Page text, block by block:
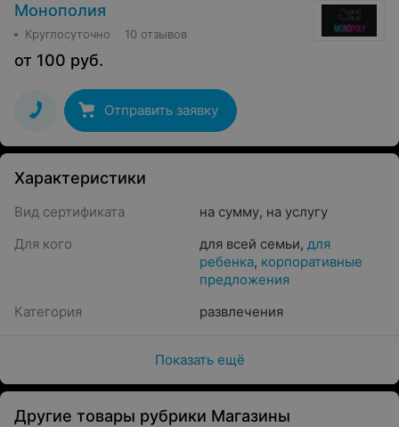
Монополия
Круглосуточно 10 отзывов
от 100 руб.
Отправить заявку
Характеристики
Вид сертификата на сумму, на услугу
Для кого
для всей семьи, для
ребенка, корпоративные
предложения
Категория
развлечения
Показать ещё
Другие товары рубрики Магазины